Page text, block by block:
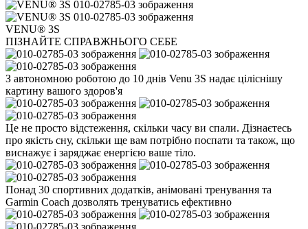
VENU® 3S
ПІЗНАЙТЕ СПРАВЖНЬОГО СЕБЕ
З автономною роботою до 10 днів Venu 3S надає ціліснішу
картину вашого здоров'я
Це не просто відстеження, скільки часу ви спали. Дізнаєтесь
про якість сну, скільки ще вам потрібно поспати та також, що
виснажує і заряджає енергією ваше тіло.
Понад 30 спортивних додатків, анімовані тренування та
Garmin Coach дозволять тренуватись ефективно